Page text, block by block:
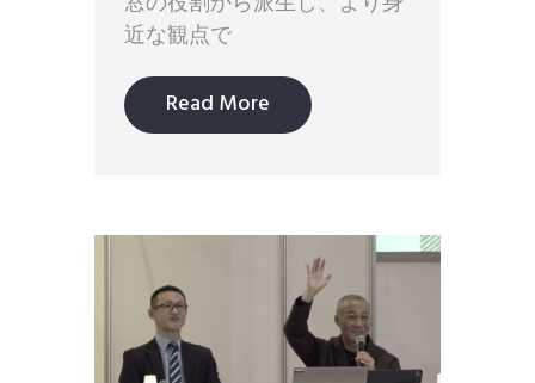
近な観点で
Read More